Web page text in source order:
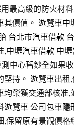
最高級的防火材
其價值。遊覽車中
台北市汽車借款
,中壢汽車借款 中
中心舊鈔全如果
堅持。遊覽車出租
均榮獲交通部核准,
遊覽車公司包車隱
,保留原有景觀價格